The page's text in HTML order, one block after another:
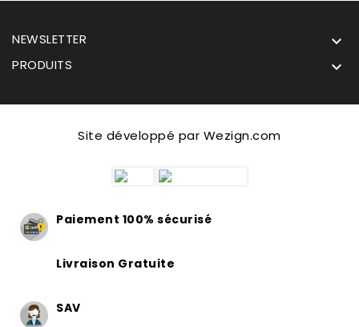
NEWSLETTER 
PRODUITS 
Site développé par Wezign.com
Paiement 100% sécurisé
Livraison Gratuite
SAV